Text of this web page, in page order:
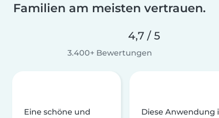
Familien am meisten vertrauen.
4,7 / 5
3.400+ Bewertungen
Eine schöne und
Diese Anwendung